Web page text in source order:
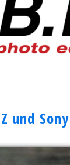
und